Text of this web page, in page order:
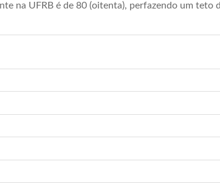
na UFRB é de 80 (oitenta), perfazendo um teto